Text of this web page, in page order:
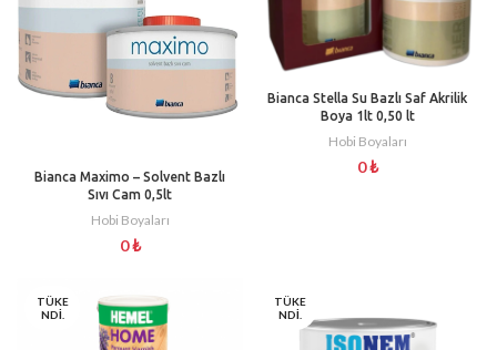
Bianca Maximo – Solvent Bazlı
Sıvı Cam 0,5lt
Hobi Boyaları
0₺
Bianca Stella Su Bazlı Saf Akrilik
Boya 1lt 0,50 lt
Hobi Boyaları
0₺
TÜKE
NDI.
TÜKE
NDI.